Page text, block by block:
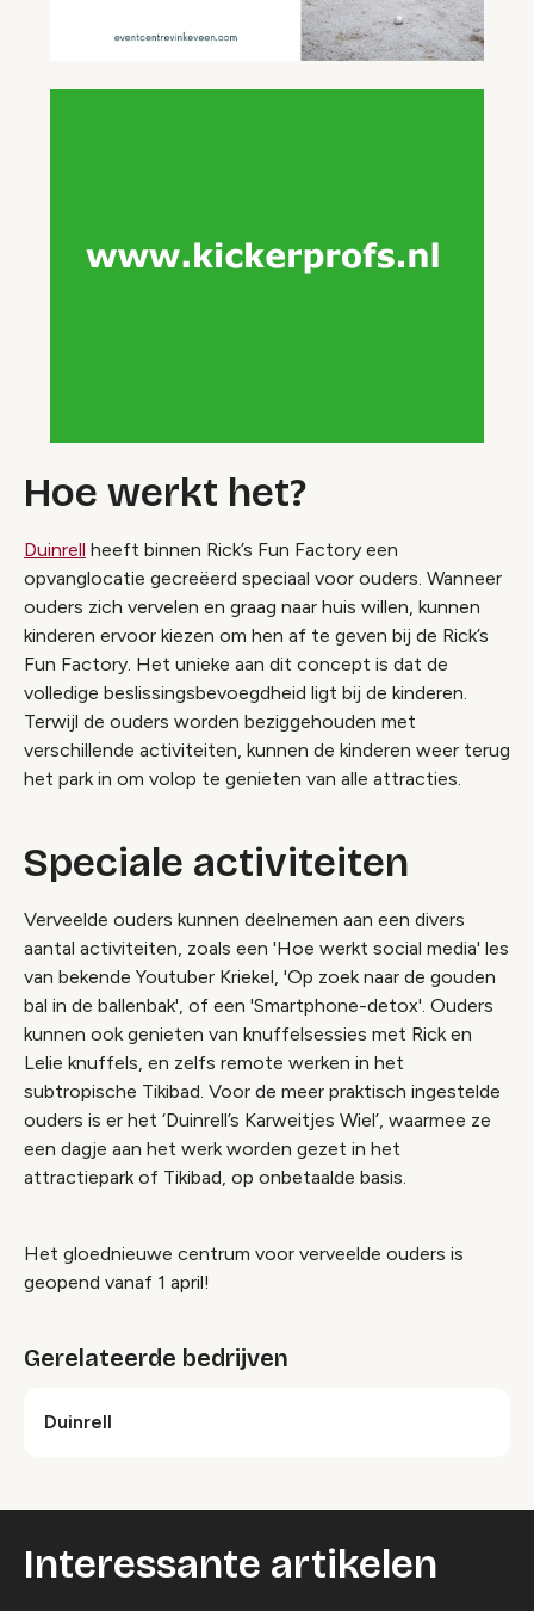
Hoe werkt het?
Duinrell heeft binnen Rick’s Fun Factory een
opvanglocatie gecreëerd speciaal voor ouders. Wanneer
ouders zich vervelen en graag naar huis willen, kunnen
kinderen ervoor kiezen om hen af te geven bij de Rick’s
Fun Factory. Het unieke aan dit concept is dat de
volledige beslissingsbevoegdheid ligt bij de kinderen.
Terwijl de ouders worden beziggehouden met
verschillende activiteiten, kunnen de kinderen weer terug
het park in om volop te genieten van alle attracties.
Speciale activiteiten
Verveelde ouders kunnen deelnemen aan een divers
aantal activiteiten, zoals een 'Hoe werkt social media' les
van bekende Youtuber Kriekel, 'Op zoek naar de gouden
bal in de ballenbak', of een 'Smartphone-detox'. Ouders
kunnen ook genieten van knuffelsessies met Rick en
Lelie knuffels, en zelfs remote werken in het
subtropische Tikibad. Voor de meer praktisch ingestelde
ouders is er het ‘Duinrell’s Karweitjes Wiel’, waarmee ze
een dagje aan het werk worden gezet in het
attractiepark of Tikibad, op onbetaalde basis.
Het gloednieuwe centrum voor verveelde ouders is
geopend vanaf 1 april!
Gerelateerde bedrijven
Duinrell
Interessante artikelen